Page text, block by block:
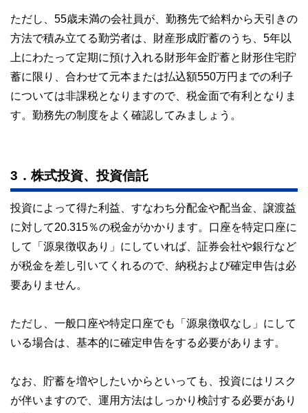
ただし、55歳未満の会社員が、勤務先で給料から天引きの
方法で積み立てる勤労者は、財産形成貯蓄のうち、5年以
上にわたって定期に預け入れる財形年金貯蓄と財形住宅貯
蓄に限り、合わせて元本または払込額550万円までの利子
については非課税となりますので、税金面で有利となりま
す。勤務先の制度をよく確認してみましょう。
3．株式投資、投資信託
投資によって得た利益、すなわち分配金や配当金、譲渡益
に対して20.315％の税金がかかります。口座を特定口座に
して「源泉徴収あり」にしていれば、証券会社や銀行など
が税金を差し引いてくれるので、納税および確定申告は必
要ありません。
ただし、一般口座や特定口座でも「源泉徴収なし」にして
いる場合は、基本的に確定申告をする必要があります。
なお、貯蓄を増やしたいからといっても、投資にはリスク
が伴いますので、運用方法はしっかり検討する必要があり